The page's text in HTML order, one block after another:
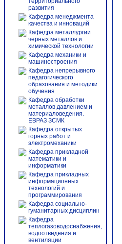
развития
Кафедра менеджмента
качества и инноваций
Кафедра металлургии
черных металлов и
химической технологии
Кафедра механики и
машиностроения
Кафедра непрерывного
педагогического
образования и методики
обучения
Кафедра обработки
металлов давлением и
материаловедения.
ЕВРАЗ ЗСМК
Кафедра открытых
горных работ и
электромеханики
Кафедра прикладной
математики и
информатики
Кафедра прикладных
информационных
технологий и
программирования
Кафедра социально-
гуманитарных дисциплин
Кафедра
теплогазоводоснабжения,
водоотведения и
вентиляции